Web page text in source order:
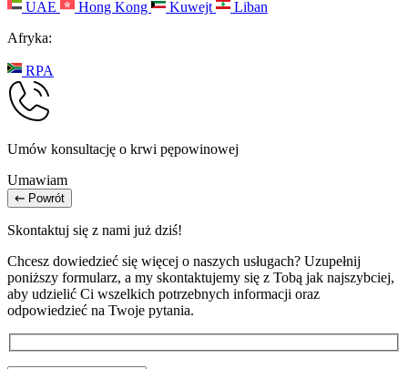
UAE Hong Kong Kuwejt
Liban
Afryka:
RPA
Umów konsultację o krwi pępowinowej
Umawiam
Powrót
Skontaktuj się z nami już dziś!
Chcesz dowiedzieć się więcej o naszych usługach? Uzupełnij
poniższy formularz, a my skontaktujemy się z Tobą jak najszybciej,
aby udzielić Ci wszelkich potrzebnych informacji oraz
odpowiedzieć na Twoje pytania.